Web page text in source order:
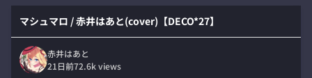
マシュマロ / 赤井はあと(cover)【DECO*27】
赤井はあと
21日前72.6kviews